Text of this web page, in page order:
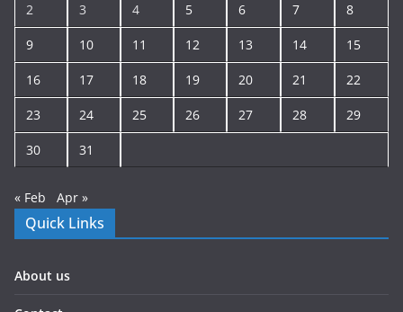
2 3 4 5 6 7 8
9 10 11 12 13 14 15
16 17 18 19 20 21 22
23 24 25 26 27 28 29
30 31
« Feb Apr »
Quick Links
About us